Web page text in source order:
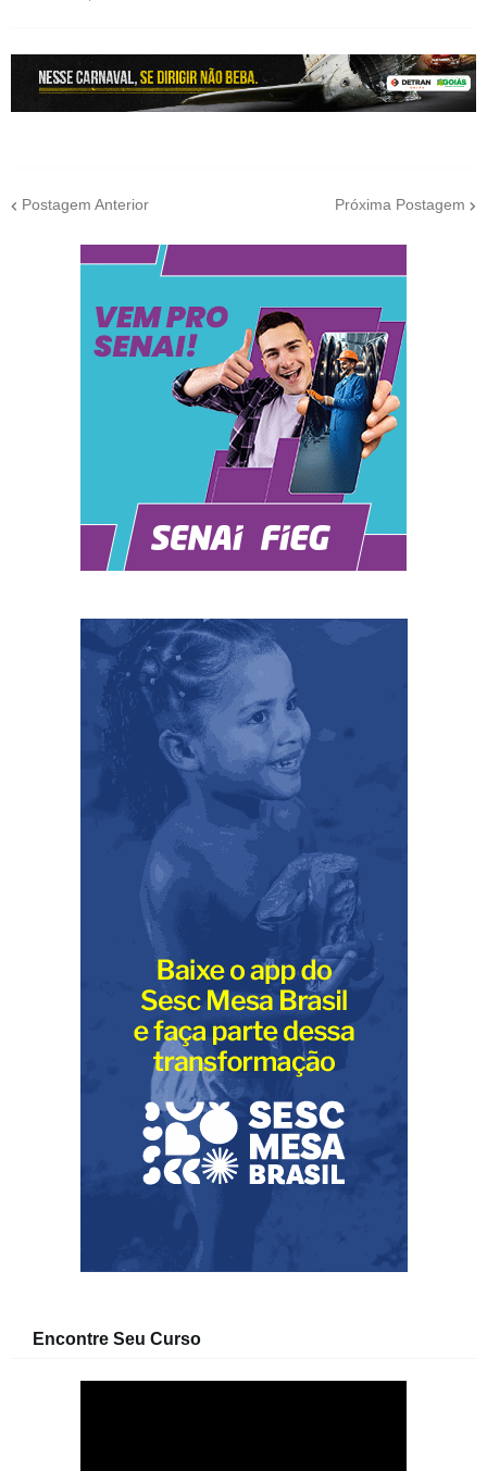
Postagem Anterior Próxima Postagem
Encontre Seu Curso